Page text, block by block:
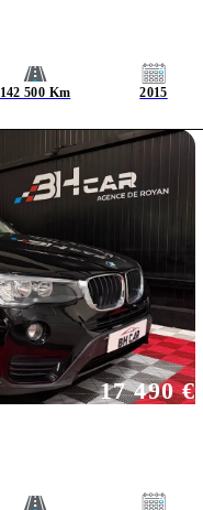
142 500 Km 2015
17 490 €